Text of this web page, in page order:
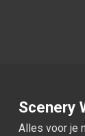
Scenery
Alles voor je